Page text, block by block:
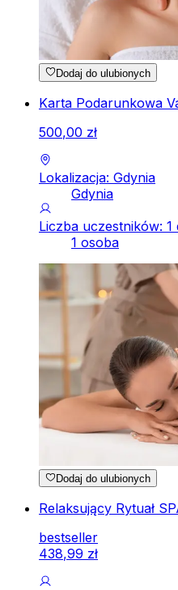
Dodaj do ulubionych
Karta Podarunkowa
500,00 zł
Lokalizacja: Gdynia
Gdynia
Liczba uczestników: 1
1 osoba
Dodaj do ulubionych
Relaksujący Rytuał
bestseller
438,99 zł